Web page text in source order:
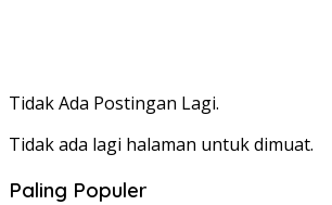
Tidak Ada Postingan Lagi.
Tidak ada lagi halaman untuk dimuat.
Paling Populer